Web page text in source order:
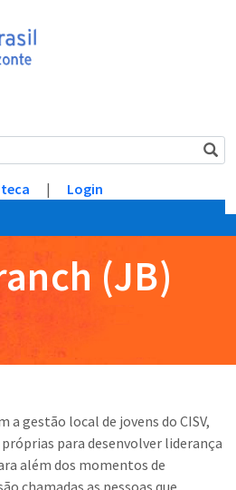
| Login
(JB)
a gestão local de jovens do CISV,
para desenvolver liderança
além dos momentos de
chamadas as pessoas que